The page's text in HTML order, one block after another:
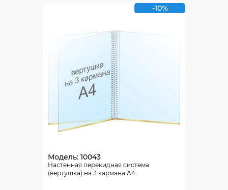
-10%
Модель: 10043
Настенная перекидная система
(вертушка) на 3 кармана А4